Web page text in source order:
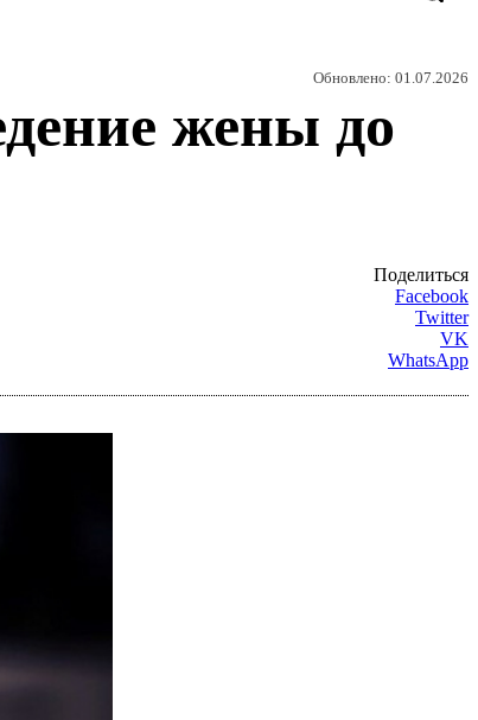
Обновлено: 01.07.2026
жены до
Поделиться
Facebook
Twitter
VK
WhatsApp